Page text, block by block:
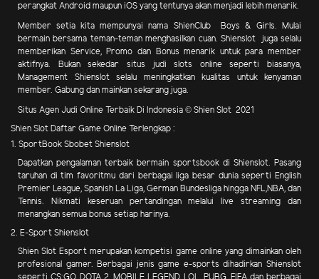
perangkat Android maupun iOS yang tentunya akan menjadi lebih menarik.
Member setia kita mempunyai nama ShienClub Boys & Girls. Mulai
bermain bersama teman-teman menghasilkan cuan. Shienslot juga selalu
memberikan Service, Promo dan Bonus menarik untuk para member
aktifnya. Bukan sekedar situs judi slots online seperti biasanya,
Management Shienslot selalu meningkatkan kualitas untuk kenyaman
member. Gabung dan mainkan sekarang juga.
Situs Agen Judi Online Terbaik Di Indonesia © Shien Slot 2021
Shien Slot Daftar Game Online Terlengkap :
1. SportBook Sbobet Shienslot
Dapatkan pengalaman terbaik bermain sportsbook di Shienslot. Pasang
taruhan di tim favoritmu dari berbagai liga besar dunia seperti English
Premier League, Spanish La Liga, German Bundesliga hingga NFL,NBA, dan
Tennis. Nikmati keseruan pertandingan melalui live streaming dan
menangkan semua bonus setiap harinya.
2. E-Sport Shienslot
Shien Slot Esport merupakan kompetisi game online yang dimainkan oleh
profesional gamer. Berbagai jenis game e-sports dihadirkan Shienslot